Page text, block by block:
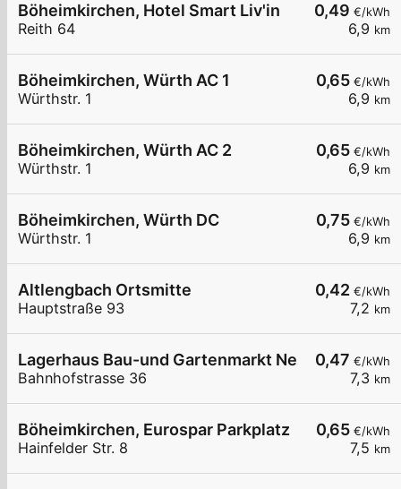
0,49 €/kWh
6,9 km
Böheimkirchen, Hotel Smart Liv'in
Reith 64
0,65 €/kWh
6,9 km
Böheimkirchen, Würth AC 1
Würthstr. 1
0,65 €/kWh
6,9 km
Böheimkirchen, Würth AC 2
Würthstr. 1
0,75 €/kWh
6,9 km
Böheimkirchen, Würth DC
Würthstr. 1
0,42 €/kWh
7,2 km
Altlengbach Ortsmitte
Hauptstraße 93
0,47 €/kWh
7,3 km
Lagerhaus Bau-und Gartenmarkt Neulengbach
Bahnhofstrasse 36
0,65 €/kWh
7,5 km
Böheimkirchen, Eurospar Parkplatz
Hainfelder Str. 8